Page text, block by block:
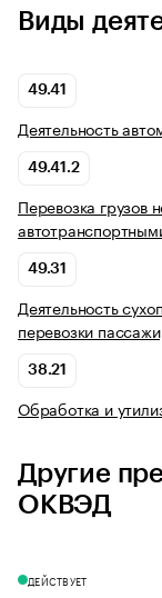
Виды
49.41
Деятельность
49.41.2
Перевозка грузов
49.31
Деятельность
перевозки
38.21
Обработка и
Другие
ОКВЭД
ДЕЙСТВУЕТ